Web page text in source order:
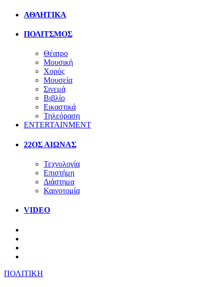
ΑΘΛΗΤΙΚΑ
ΠΟΛΙΤΣΜΟΣ
Θέατρο
Μουσική
Χορός
Μουσεία
Σινεμά
Βιβλίο
Εικαστικά
Τηλεόραση
ENTERTAINMENT
22ΟΣ ΑΙΩΝΑΣ
Τεχνολογία
Επιστήμη
Διάστημα
Καινοτομία
VIDEO
ΠΟΛΙΤΙΚΗ